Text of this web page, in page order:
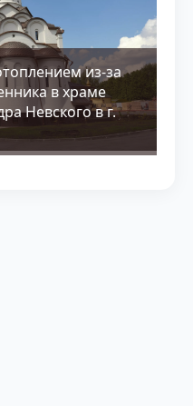
из-за
в храме
Невского в г.